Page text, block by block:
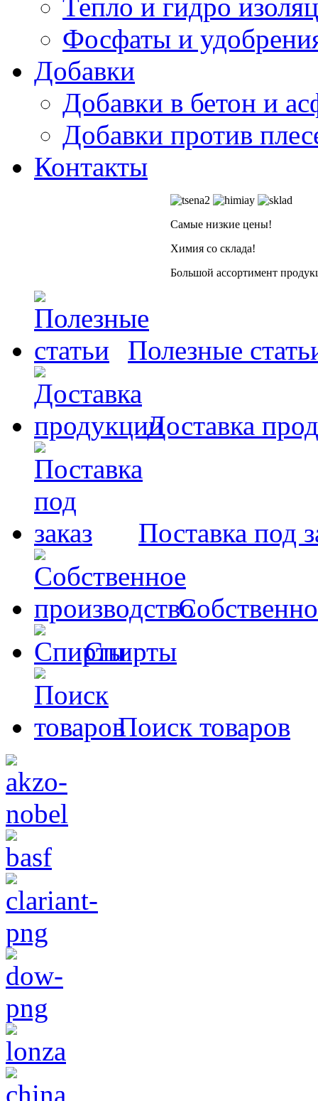
Тепло и гидро
Фосфаты и
Добавки
Добавки в бетон и
Добавки против
Контакты
Самые низкие цены!
Химия со склада!
Большой ассортимент
Полезные
Доставка
Поставка под
Спирты
Поиск товаров